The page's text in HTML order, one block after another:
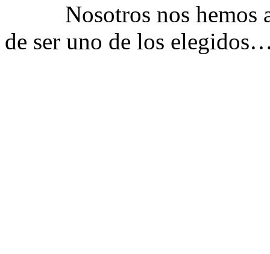
Nosotros nos hemos
de ser uno de los